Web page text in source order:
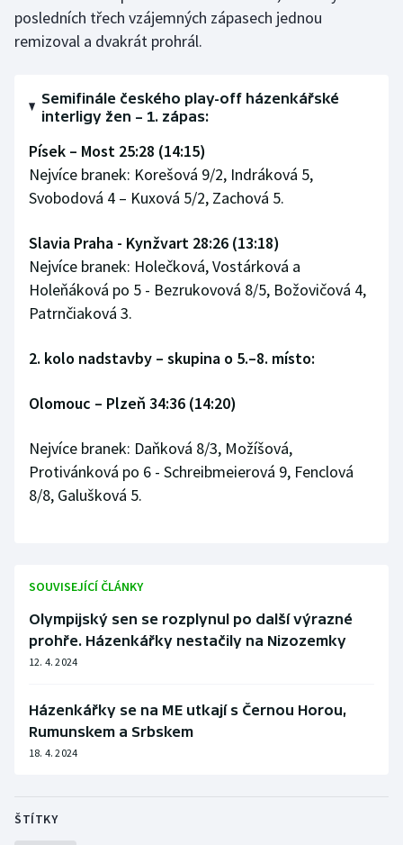
Stolní tenis
Veslování
Vodní slalom
Volejbal
posledních třech vzájemných zápasech jednou
remizoval a dvakrát prohrál.
Semifinále českého play-off házenkářské
interligy žen – 1. zápas:
Písek – Most 25:28 (14:15)
Nejvíce branek: Korešová 9/2, Indráková 5,
Svobodová 4 – Kuxová 5/2, Zachová 5.
Slavia Praha - Kynžvart 28:26 (13:18)
Nejvíce branek: Holečková, Vostárková a
Holeňáková po 5 - Bezrukovová 8/5, Božovičová 4,
Patrnčiaková 3.
2. kolo nadstavby – skupina o 5.–8. místo:
Olomouc – Plzeň 34:36 (14:20)
Nejvíce branek: Daňková 8/3, Možíšová,
Protivánková po 6 - Schreibmeierová 9, Fenclová
8/8, Galušková 5.
SOUVISEJÍCÍ ČLÁNKY
Olympijský sen se rozplynul po další výrazné
prohře. Házenkářky nestačily na Nizozemky
12. 4. 2024
Házenkářky se na ME utkají s Černou Horou,
Rumunskem a Srbskem
18. 4. 2024
ŠTÍTKY